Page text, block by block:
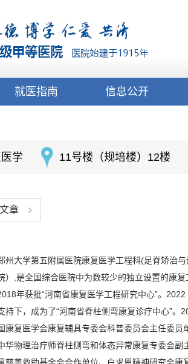
就医指南 信息公开
学 11号楼（规培楼）12楼
章
州大学第五附属医院康复医学工程科(足脊矫治
）,是全国综合医院中为数较少的独立设置的康
年获批“河南省康复医学工程研究中心”。
持下，成为了“河南省脊柱侧弯康复诊疗中心”。
康复医学会康复辅具专委会科普委员会主任委员
华物理治疗师脊柱侧弯和体态异常康复专委会